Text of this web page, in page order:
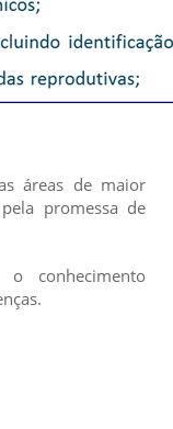
áreas de maior
promessa de
conhecimento